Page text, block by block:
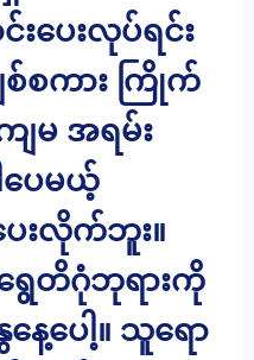
းပေးလုပ်ရင်း
စ်စကား ကြိုက်
ျမ အရမ်း
ပေမယ့်
ေးလိုက်ဘူး။
ေတိဂုံဘုရားကို
ေ့ပေါ့။ သူရော